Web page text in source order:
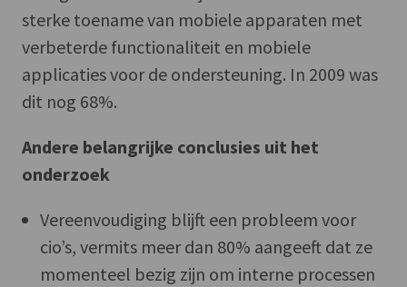
sterke toename van mobiele apparaten met
verbeterde functionaliteit en mobiele
applicaties voor de ondersteuning. In 2009 was
dit nog 68%.
Andere belangrijke conclusies uit het
onderzoek
Vereenvoudiging blijft een probleem voor
cio’s, vermits meer dan 80% aangeeft dat ze
momenteel bezig zijn om interne processen